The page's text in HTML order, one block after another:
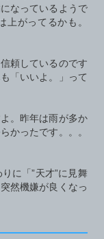
なっているようで
上がってるかも。
頼しているのです
「いいよ。」って
。昨年は雨が多か
かったです。。。
に「”天才”に見舞
然機嫌が良くなっ